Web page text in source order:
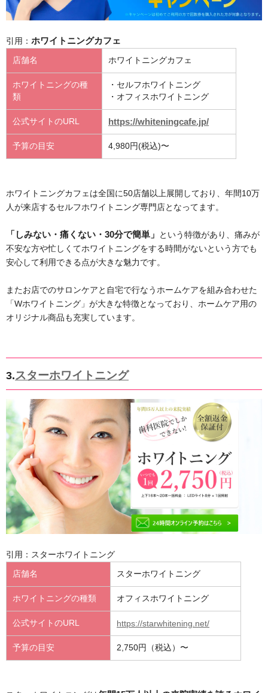
引用： ホワイトニングカフェ
店舗名 ホワイトニングカフェ
ホワイトニングの種
類
・セルフホワイトニング
・オフィスホワイトニング
公式サイトのURL https://whiteningcafe.jp/
予算の目安 4,980円(税込)〜
ホワイトニングカフェは全国に50店舗以上展開しており、年間10万
人が来店するセルフホワイトニング専門店となってます。
「しみない・痛くない・30分で簡単」
という特徴があり、痛みが
不安な方や忙しくてホワイトニングをする時間がないという方でも
安心して利用できる点が大きな魅力です。
またお店でのサロンケアと自宅で行なうホームケアを組み合わせた
「Wホワイトニング」が大きな特徴となっており、ホームケア用の
オリジナル商品も充実しています。
3.スターホワイトニング
引用：スターホワイトニング
店舗名 スターホワイトニング
ホワイトニングの種類 オフィスホワイトニング
公式サイトのURL https://starwhitening.net/
予算の目安 2,750円（税込）〜